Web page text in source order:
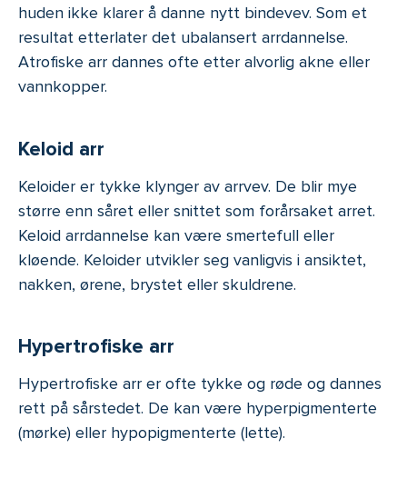
huden ikke klarer å danne nytt bindevev. Som et
resultat etterlater det ubalansert arrdannelse.
Atrofiske arr dannes ofte etter alvorlig akne eller
vannkopper.
Keloid arr
Keloider er tykke klynger av arrvev. De blir mye
større enn såret eller snittet som forårsaket arret.
Keloid arrdannelse kan være smertefull eller
kløende. Keloider utvikler seg vanligvis i ansiktet,
nakken, ørene, brystet eller skuldrene.
Hypertrofiske arr
Hypertrofiske arr er ofte tykke og røde og dannes
rett på sårstedet. De kan være hyperpigmenterte
(mørke) eller hypopigmenterte (lette).